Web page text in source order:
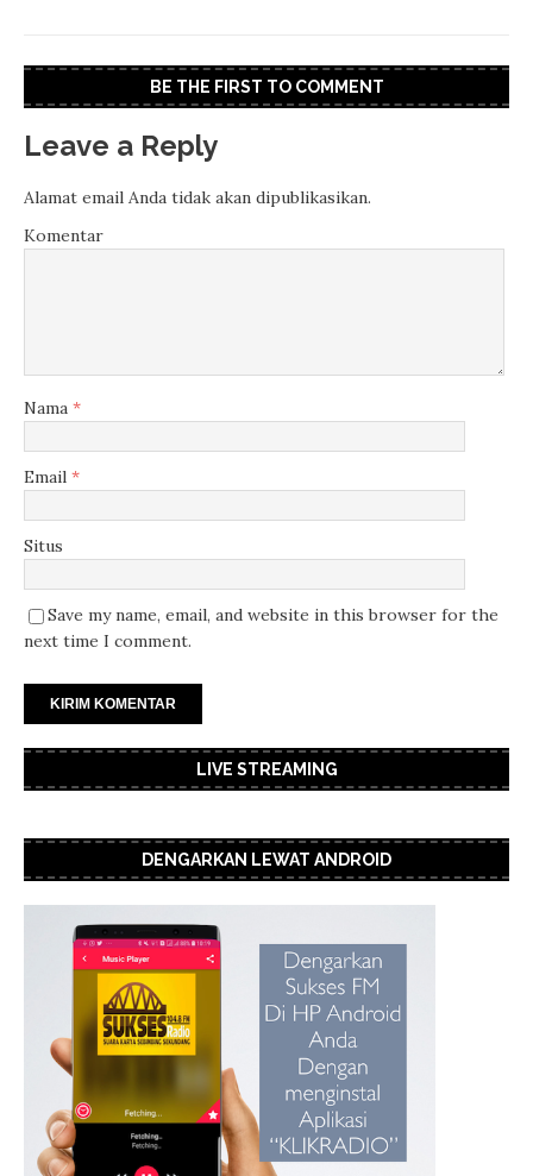
BE THE FIRST TO COMMENT
Leave a Reply
Alamat email Anda tidak akan dipublikasikan.
Komentar
Nama *
Email *
Situs
Save my name, email, and website in this browser for the
next time I comment.
LIVE STREAMING
DENGARKAN LEWAT ANDROID